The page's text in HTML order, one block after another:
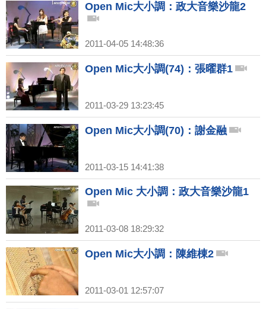
Open Mic大小調：政大音樂沙龍2
2011-04-05 14:48:36
Open Mic大小調(74)：張曜群1
2011-03-29 13:23:45
Open Mic大小調(70)：謝金融
2011-03-15 14:41:38
Open Mic 大小調：政大音樂沙龍1
2011-03-08 18:29:32
Open Mic大小調：陳維棟2
2011-03-01 12:57:07